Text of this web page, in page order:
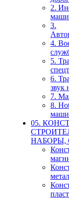
2.
3.
4.
5.
6.
звук
7.
8.
05.
НАБОРЫ,